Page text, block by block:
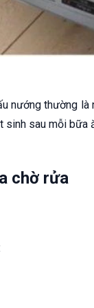
nướng thường
sinh sau mỗi bữa
chờ rửa